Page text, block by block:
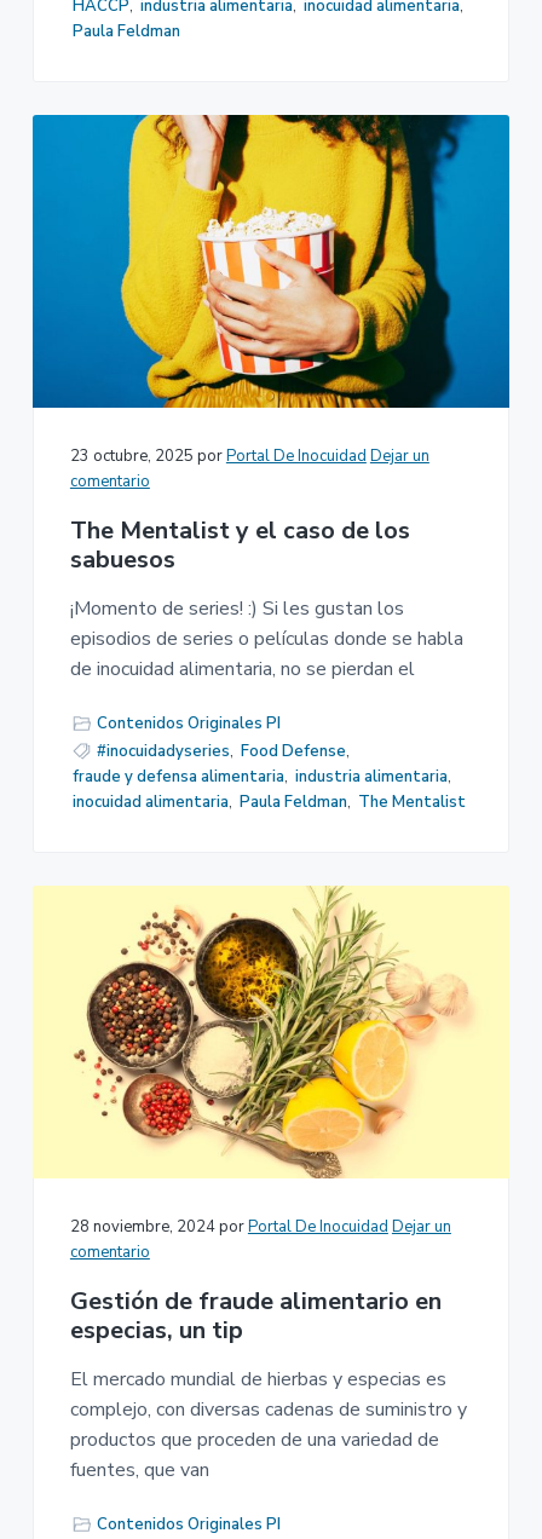
HACCP, industria alimentaria, inocuidad alimentaria,
Paula Feldman
23 octubre, 2025 porPortal De Inocuidad Dejar un
comentario
The Mentalist y el caso de los
sabuesos
¡Momento de series! :) Si les gustan los
episodios de series o películas donde se habla
de inocuidad alimentaria, no se pierdan el
Contenidos Originales PI
#inocuidadyseries, Food Defense,
fraude y defensa alimentaria, industria alimentaria,
inocuidad alimentaria, Paula Feldman, The Mentalist
28 noviembre, 2024porPortal De Inocuidad Dejar un
comentario
Gestión de fraude alimentario en
especias, un tip
El mercado mundial de hierbas y especias es
complejo, con diversas cadenas de suministro y
productos que proceden de una variedad de
fuentes, que van
Contenidos Originales PI